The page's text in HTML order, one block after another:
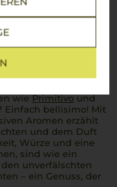
im tiefen
vollen Ausdruck
sind wie
wiePrimitivound
Einfach bellisimo! Mit
Aromen erzählt
und dem Duft
Würze und eine
sind wie ein
unverfälschten
– ein Genuss, der